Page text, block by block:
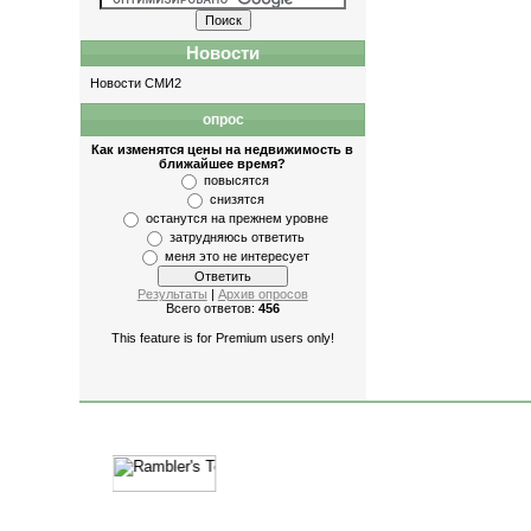
Новости
Новости СМИ2
опрос
Как изменятся цены на недвижимость в
ближайшее время?
повысятся
снизятся
останутся на прежнем уровне
затрудняюсь ответить
меня это не интересует
Результаты | Архив опросов
Всего ответов: 456
This feature is for Premium users only!